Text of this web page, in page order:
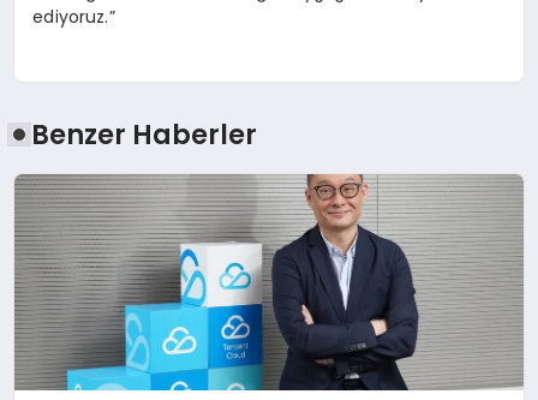
ediyoruz.”
Benzer Haberler